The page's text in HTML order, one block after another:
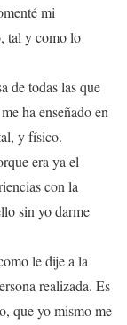
mi
tal y como lo
de todas las que
ha enseñado en
y físico.
era ya el
con la
sin yo darme
le dije a la
realizada. Es
que yo mismo me